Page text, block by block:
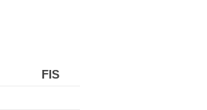
FIS